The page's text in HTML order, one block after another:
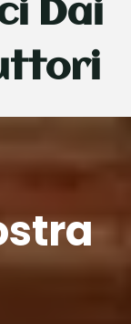
Dai